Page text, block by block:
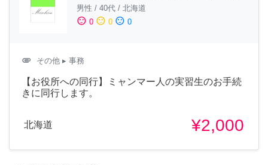
男性 / 40代 / 北海道
sentiment_satisfied 0 sentiment_neutral 0 sentiment_dissatisfied 0
attachment その他 ▸ 事務
【お役所への同行】ミャンマー人の実習生のお手続
きに同行します。
北海道 ¥2,000